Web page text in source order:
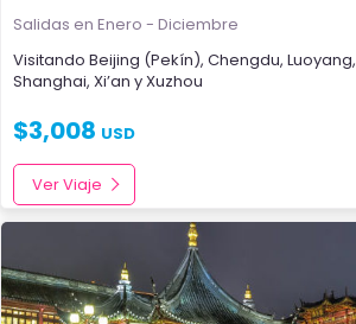
Salidas en Enero - Diciembre
Visitando Beijing (Pekín), Chengdu, Luoyang,
Shanghai, Xi’an yXuzhou
$3,008 USD
Ver Viaje